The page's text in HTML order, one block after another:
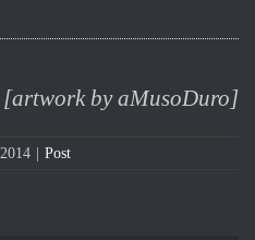
[artwork by aMusoDuro]
Post